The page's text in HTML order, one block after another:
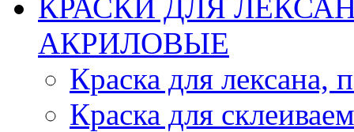
КРАСКИ ДЛЯ
АКРИЛОВЫЕ
Краска для лексана,
Краска для